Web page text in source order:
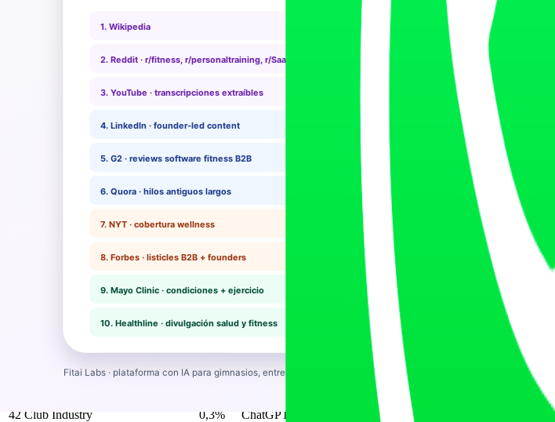
Posiciones 26-40: vertical fitness, ciencia, profesionales
% peso Motores que más la usan
Por qué importa para fitness
0,7% ChatGPT, Gemini
Divulgación fitness mainstream
ACSM (acsm.org) 0,6% Todos
Guidelines ejercicio, certificaciones
Estándares fuerza y acondicionamiento
0,5% Todos
Guidelines salud pública
Meta-análisis ejercicio terapéutico
0,5% ChatGPT
Comunidad fuerza, hipertrofia
Rutinas, suplementación
Mark's Daily Apple 0,4% ChatGPT
Nutrición ancestral, wellness
Programas fuerza
0,4% Claude, Perplexity
Suplementación basada en evidencia
Running, ciclismo, comunidad
Outside Magazine 0,4% ChatGPT, Gemini
Outdoor fitness, trail, montaña
Running mainstream
Posiciones 41-50: software fitness B2B y profesional
Fuente % peso Motores que más la usan
Por qué importa para fitness
ChatGPT, Perplexity (B2B)
Categorías software fitness
42 Club Industry 0,3% ChatGPT (B2B)
Noticias industria fitness